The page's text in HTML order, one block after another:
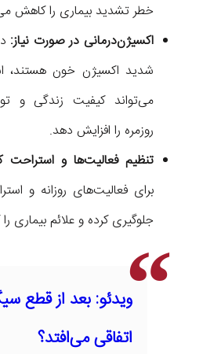
خطر تشدید بیماری را کاهش
اکسیژن‌درمانی در صورت نیاز:
شدید اکسیژن خون هستند،
می‌تواند کیفیت زندگی و
روزمره را افزایش دهد.
تنظیم فعالیت‌ها و استراحت
برای فعالیت‌های روزانه و
جلوگیری کرده و علائم
ویدئو: بعد از قطع
اتفاقی می‌افتد؟